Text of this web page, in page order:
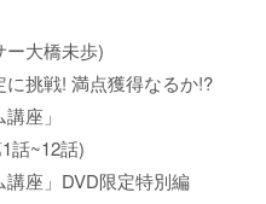
大橋未歩)
挑戦! 満点獲得なるか!?
座」
話~12話)
座」DVD限定特別編